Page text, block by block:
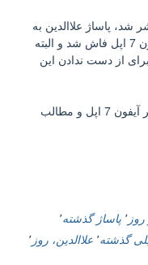
پاساژ علاالدین به
حالت نیمه تعطیل درآمد، تصاویری از آیفون 7 اپل فاش شد و البته
از دست ندادن این
تعطیلی پاساژ علاالدین، فاش شدن تصاویر آیفون 7 اپل و مطالب
٬ پاساژ گذشته٬
گذشته٬ علاالدین، روز ٬